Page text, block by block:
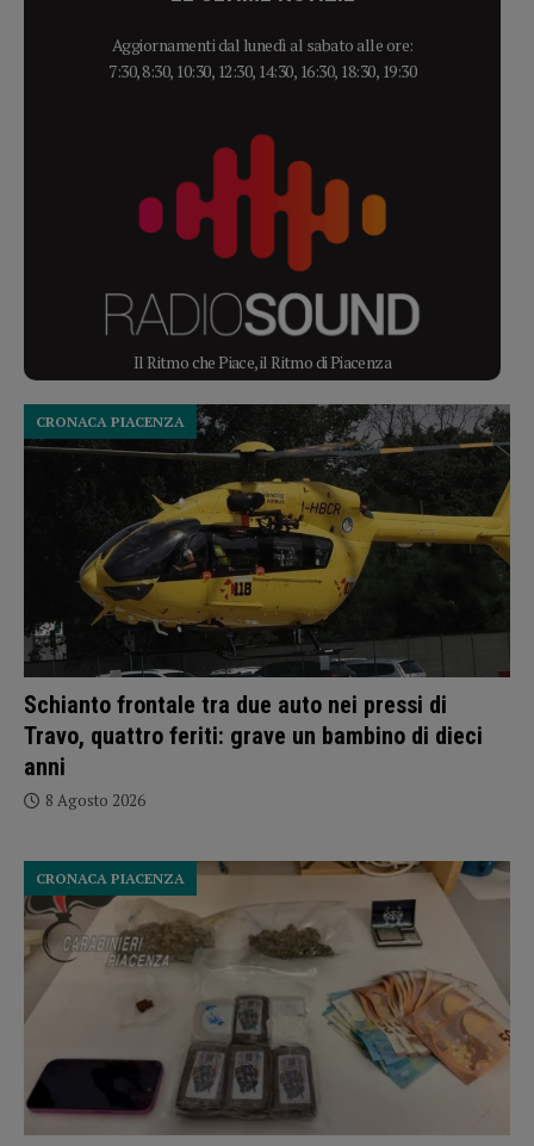
Aggiornamenti dal lunedì al sabato alle ore:
7:30, 8:30, 10:30, 12:30, 14:30, 16:30, 18:30, 19:30
Il Ritmo che Piace, il Ritmo di Piacenza
Schianto frontale tra due auto nei pressi di
Travo, quattro feriti: grave un bambino di dieci
anni
CRONACA PIACENZA
8 Agosto 2026
CRONACA PIACENZA